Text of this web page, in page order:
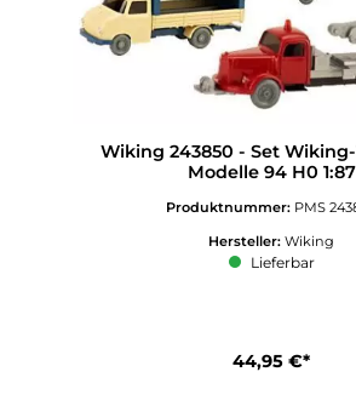
Wiking 243850 - Set
Modelle 94 H0 1:87
Produktnummer: PMS
Hersteller: Wiking
Lieferbar
44,95 €*